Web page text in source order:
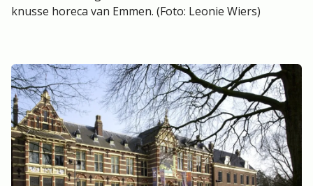
knusse horeca van Emmen. (Foto: Leonie Wiers)